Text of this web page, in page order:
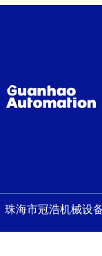
珠海市冠浩机械设